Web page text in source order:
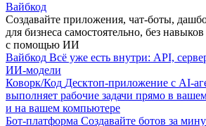
Вайбкод
Создавайте приложения, чат-боты,
для бизнеса самостоятельно, без
с помощью ИИ
Вайбкод Всё уже есть внутри: API,
ИИ-модели
Коворк/Код Десктоп-приложение с AI-
выполняет рабочие задачи прямо в
и на вашем компьютере
Бот-платформа Создавайте ботов за